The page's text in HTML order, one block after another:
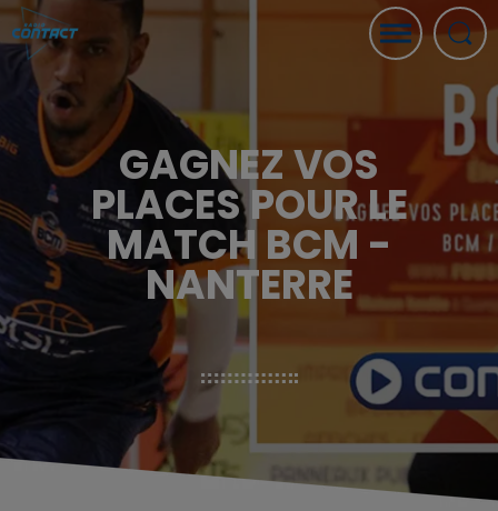
GAGNEZ VOS
PLACES POUR LE
MATCH BCM -
NANTERRE